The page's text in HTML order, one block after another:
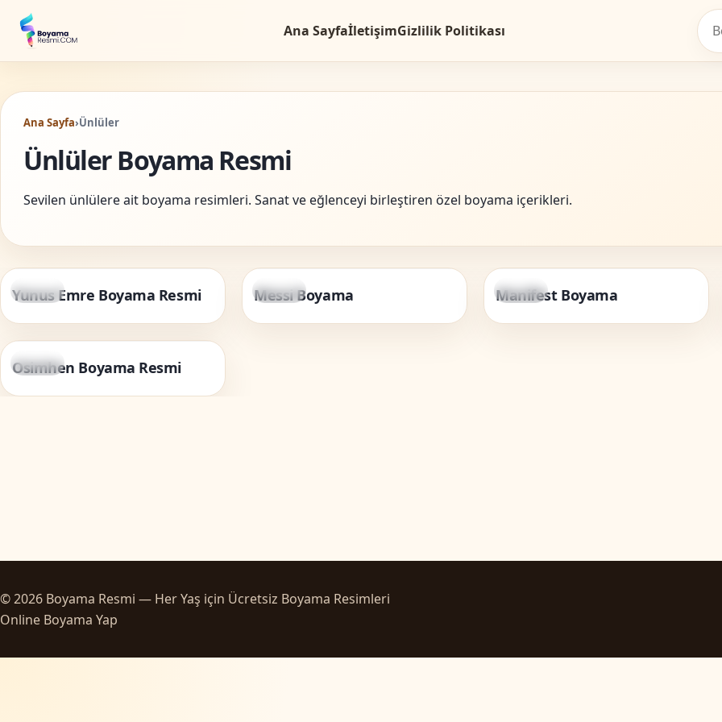
Ana SayfaİletişimGizlilik Politikası
Ana Sayfa›Ünlüler
Ünlüler Boyama Resmi
Sevilen ünlülere ait boyama resimleri. Sanat ve eğlenceyi birleştiren özel boyama içerikleri.
Ünlüler
Yunus Emre Boyama Resmi Ünlüler
Messi Boyama Ünlüler
Manifest Boyama
Ünlüler
Osimhen Boyama Resmi
© 2026 Boyama Resmi — Her Yaş için Ücretsiz Boyama Resimleri
Online Boyama Yap